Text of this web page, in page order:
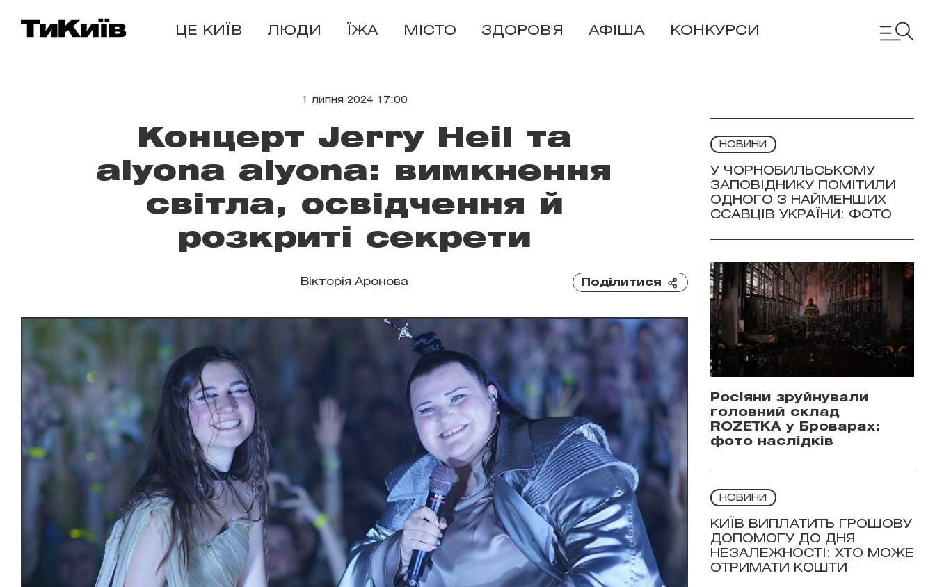
ЦЕ КИЇВ ЛЮДИ ЇЖА МІСТО ЗДОРОВ'Я АФІША КОНКУРСИ
1 липня 2024 17:00
Концерт Jerry Heil та
alyona alyona: вимкнення
світла, освідчення й
розкриті секрети
Вікторія Аронова Поділитися
НОВИНИ
У ЧОРНОБИЛЬСЬКОМУ
ЗАПОВІДНИКУ ПОМІТИЛИ
ОДНОГО З НАЙМЕНШИХ
ССАВЦІВ УКРАЇНИ: ФОТО
Росіяни зруйнували
головний склад
ROZETKA у Броварах:
фото наслідків
НОВИНИ
КИЇВ ВИПЛАТИТЬ ГРОШОВУ
ДОПОМОГУ ДО ДНЯ
НЕЗАЛЕЖНОСТІ: ХТО МОЖЕ
ОТРИМАТИ КОШТИ